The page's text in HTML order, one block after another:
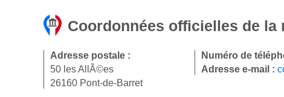
Coordonnées officielles de la
Adresse postale :
50 les AllÃ©es
26160 Pont-de-Barret
Numéro de
Adresse e-mail :